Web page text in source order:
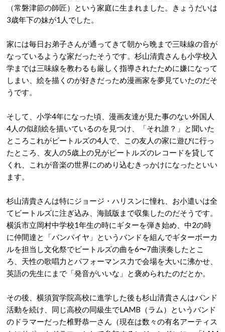
（常磐津節の師匠）という家庭に生まれました。きょうだいは
3歳年下の妹が1人でした。
家には毎日お弟子さんが通ってきて朝から晩まで三味線の音が
なっているような家だったそうです。杉山清貴さんも小学校入
学までは三味線を教わるも厳しく指導されたために嫌になって
しまい、絵を描くのが好きだっため漫画家を夢見ていたのだそ
うです。
そして、小学4年になった頃、漫画友達が見た事のない外国人
4人の似顔絵を描いているのを見つけ、「それ誰？」と聞いた
ところこれがビートルズの4人で、この友人の家に遊びに行っ
たところ、友人の5歳上の兄がビートルズのレコードを貸して
くれ、これが音楽の世界にのめり込むきっかけになったといい
ます。
杉山清貴さんは特にジョージ・ハリスンに憧れ、お小遣いは全
てビートルズに注ぎ込み、海賊版まで収集したのだそうです。
横浜市立岡村中学校1年生の時にギターを弾き始め、中2の時
に仲間達と「バンパイヤ」というバンドを組んでギターボーカ
ルを担当し文化祭でビートルズの曲を6〜7曲演奏したとこ
ろ、天性の歌唱力とパフォーマンス力で会場を大いに沸かせ、
英語の先生にまで「発音がいいな」と褒められたのだとか。
その後、横須賀学院高校に進学した後も杉山清貴さんはバンド
活動を続け、同じ高校の同級生でLAMB（ラム）というバンド
のドラマーだった椎野恭一さん（現在は数々の有名アーティス